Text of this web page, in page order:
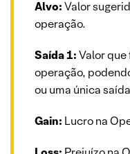
Alvo:Valor
operação.
Saída 1:Valor que
operação,
ou uma única
Gain: Lucro na